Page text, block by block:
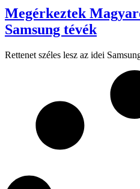
Megérkeztek
Samsung tévék
Rettenet széles lesz az idei